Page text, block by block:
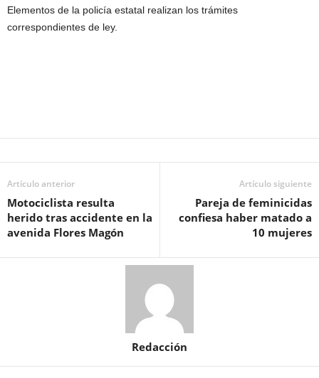
Elementos de la policía estatal realizan los trámites
correspondientes de ley.
Artículo anterior
Motociclista resulta
herido tras accidente en la
avenida Flores Magón
Artículo siguiente
Pareja de feminicidas
confiesa haber matado a
10 mujeres
Redacción